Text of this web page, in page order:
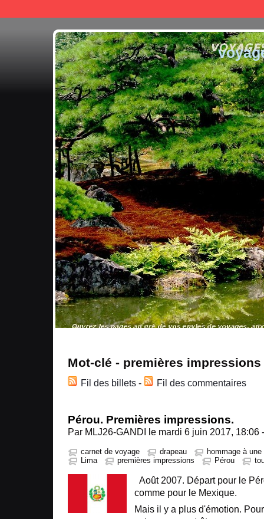
Mot-clé - premières impressions
Fil des billets - Fil des commentaires
Pérou. Premières impressions.
Par MLJ26-GANDI le mardi 6 juin 2017, 18:06
carnet de voyage drapeau
hommage à
Lima
premières impressions Pérou
Août 2007. Départ pour le
comme pour le Mexique.
Mais il y a plus d'émotion.